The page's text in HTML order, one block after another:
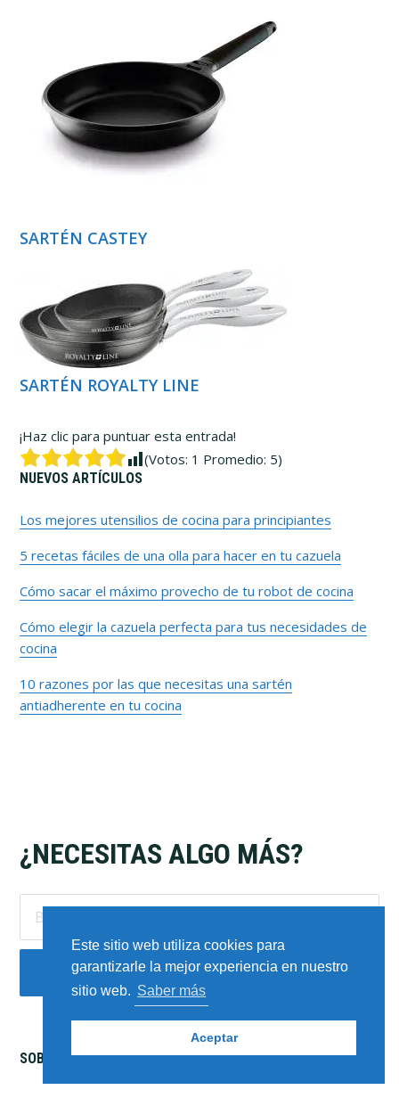
SARTÉN CASTEY
SARTÉN ROYALTY LINE
¡Haz clic para puntuar esta entrada!
(Votos: 1 Promedio: 5)
Barra
lateral
primaria
NUEVOS ARTÍCULOS
Los mejores utensilios de cocina para principiantes
5 recetas fáciles de una olla para hacer en tu cazuela
Cómo sacar el máximo provecho de tu robot de cocina
Cómo elegir la cazuela perfecta para tus necesidades de
cocina
10 razones por las que necesitas una sartén
antiadherente en tu cocina
Footer
¿NECESITAS ALGO MÁS?
Buscar
este
SOBRE COCINATE
Este sitio web utiliza cookies para
garantizarle la mejor experiencia en nuestro
sitio web. Saber más
Aceptar